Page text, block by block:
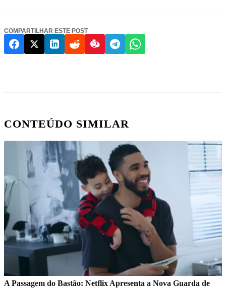
COMPARTILHAR ESTE POST
CONTEÚDO SIMILAR
A Passagem do Bastão: Netflix Apresenta a Nova Guarda de